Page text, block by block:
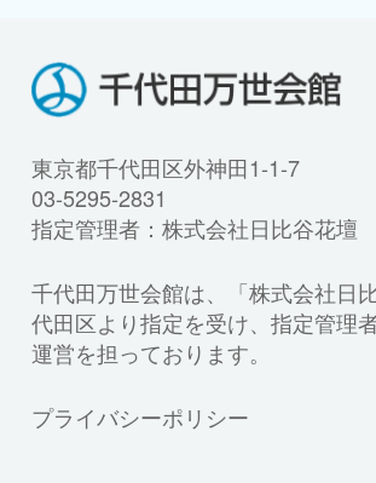
東京都千代田区外神田1-1-7
03-5295-2831
指定管理者：株式会社日比谷花壇
千代田万世会館は、「株式会社日
代田区より指定を受け、指定管理
運営を担っております。
プライバシーポリシー